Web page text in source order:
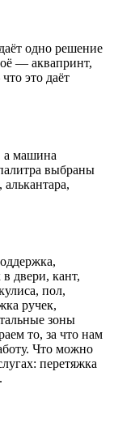
одно решение
— аквапринт,
это даёт
а машина
выбраны
двери, кант,
пол,
ручек,
зоны
то, за что нам
Что можно
перетяжка
.